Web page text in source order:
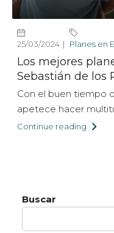
25/03/2024 Planes en
Los mejores
Sebastián de los
Con el buen tiempo
apetece hacer
Continue reading
Buscar